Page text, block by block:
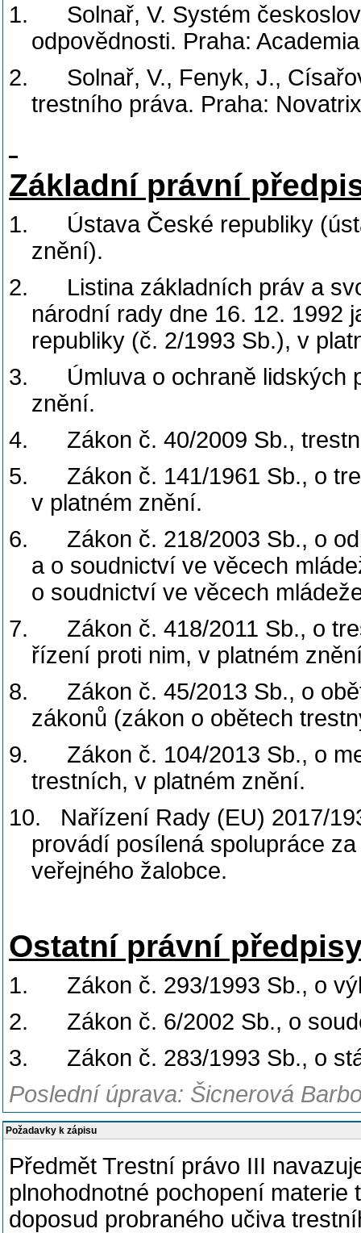
1.
Solnař, V. Systém
odpovědnosti. Praha:
2.
Solnař, V., Fenyk, J.,
trestního práva. Praha:
Základní právní
1.
Ústava České republiky
znění).
2.
Listina základních práv a
národní rady dne 16. 12. 1992
republiky (č. 2/1993 Sb.), v
3.
Úmluva o ochraně lidských
znění.
4.
Zákon č. 40/2009 Sb.,
5.
Zákon č. 141/1961 Sb., o
v platném znění.
6.
Zákon č. 218/2003 Sb., o
a o soudnictví ve věcech
o soudnictví ve věcech
7.
Zákon č. 418/2011 Sb., o
řízení proti nim, v platném
8.
Zákon č. 45/2013 Sb., o
zákonů (zákon o obětech
9.
Zákon č. 104/2013 Sb., o
trestních, v platném znění.
10.
Nařízení Rady (EU) 2017/
provádí posílená spolupráce
veřejného žalobce.
Ostatní právní
1.
Zákon č. 293/1993 Sb., o
2.
Zákon č. 6/2002 Sb., o
3.
Zákon č. 283/1993 Sb., o
Poslední úprava: Šicnerová
Požadavky k zápisu
Předmět Trestní právo III
plnohodnotné pochopení
doposud probraného učiva